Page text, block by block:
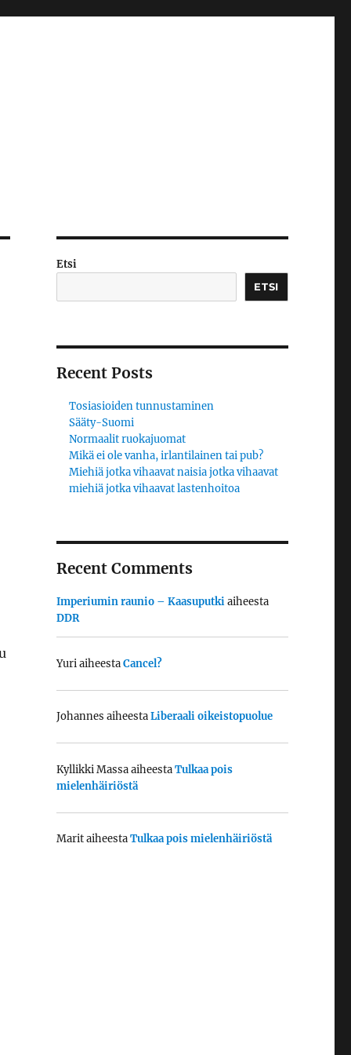
Etsi
ETSI
Recent Posts
Tosiasioiden tunnustaminen
Sääty-Suomi
Normaalit ruokajuomat
Mikä ei ole vanha, irlantilainen tai pub?
Miehiä jotka vihaavat naisia jotka vihaavat
miehiä jotka vihaavat lastenhoitoa
Recent Comments
Imperiumin raunio – Kaasuputkiaiheesta
DDR
YuriaiheestaCancel?
Johannes aiheestaLiberaali oikeistopuolue
Kyllikki MassaaiheestaTulkaa pois
mielenhäiriöstä
MaritaiheestaTulkaa pois mielenhäiriöstä